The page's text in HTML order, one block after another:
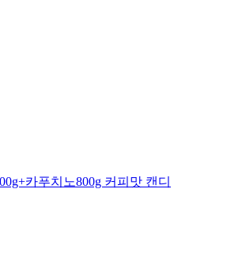
카푸치노800g 커피맛 캔디